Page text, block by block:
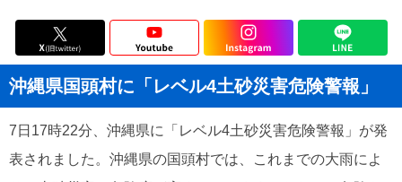
沖縄県国頭村に「レベル4土砂災害危険警報」
7日17時22分、沖縄県に「レベル4土砂災害危険警報」が発
表されました。沖縄県の国頭村では、これまでの大雨によ